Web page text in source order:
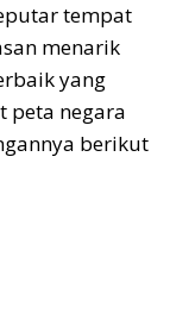
tempat
menarik
yang
peta negara
berikut